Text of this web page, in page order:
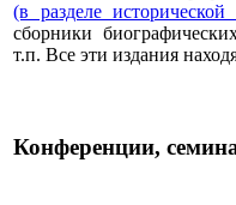
(в разделе исторической
сборники
т.п. Все эти издания
Конференции,